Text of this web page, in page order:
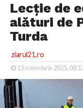
Lecție de
alături de
Turda
ziarul21.ro
13 noiembrie 2025,